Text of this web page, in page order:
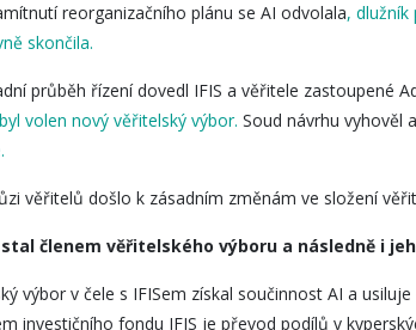
reorganizačního plánu se AI odvolala,
skončila.
průběh řízení dovedl IFIS a věřitele zastoupené
volen nový věřitelský výbor. Soud návrhu vyhověl
věřitelů došlo k zásadním změnám ve složení
stal členem věřitelského výboru a následně i
výbor v čele s IFISem získal součinnost AI a
investičního fondu IFIS je převod podílů v